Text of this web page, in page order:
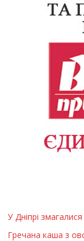
У Дніпрі
Гречана каша з